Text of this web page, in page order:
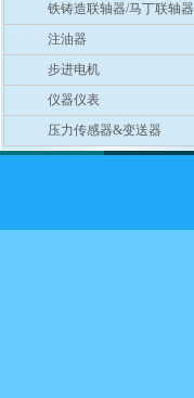
铁铸造联轴器/马丁联轴器
注油器
步进电机
仪器仪表
压力传感器&变送器